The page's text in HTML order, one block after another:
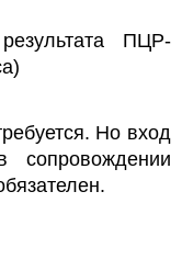
ПЦР-
Но вход